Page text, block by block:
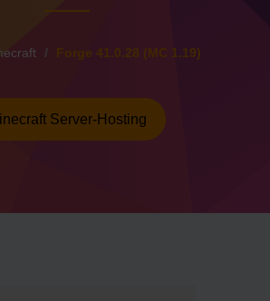
Forge 41.0.28 (MC 1.19)
Server-Hosting